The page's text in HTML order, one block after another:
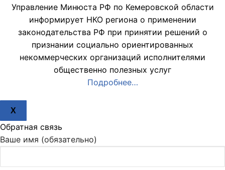
Управление Минюста РФ по Кемеровской области
информирует НКО региона о применении
законодательства РФ при принятии решений о
признании социально ориентированных
некоммерческих организаций исполнителями
общественно полезных услуг
Подробнее…
X
Обратная связь
Ваше имя (обязательно)